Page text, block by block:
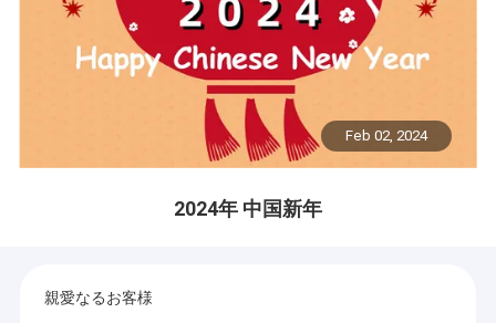
Feb 02, 2024
2024年 中国新年
親愛なるお客様